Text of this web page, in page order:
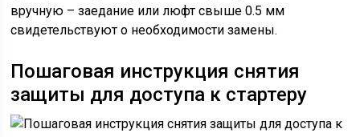
вручную – заедание или люфт свыше 0.5 мм
свидетельствуют о необходимости замены.
Пошаговая инструкция снятия
защиты для доступа к стартеру